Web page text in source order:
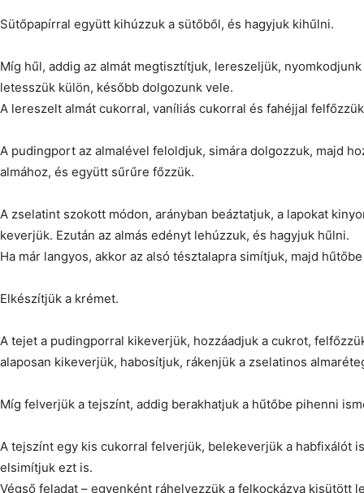
Sütőpapírral együtt kihúzzuk a sütőből, és hagyjuk kihűlni.
Míg hűl, addig az almát megtisztítjuk, lereszeljük,
letesszük külön, később dolgozunk vele.
A lereszelt almát cukorral, vaníliás cukorral és fahéjjal
A pudingport az almalével feloldjuk, simára dolgozzuk, majd
almához, és együtt sűrűre főzzük.
A zselatint szokott módon, arányban beáztatjuk, a lapokat
keverjük. Ezután az almás edényt lehúzzuk, és hagyjuk hűlni.
Ha már langyos, akkor az alsó tésztalapra simítjuk, majd
Elkészítjük a krémet.
A tejet a pudingporral kikeverjük, hozzáadjuk a cukrot,
alaposan kikeverjük, habosítjuk, rákenjük a zselatinos
Míg felverjük a tejszínt, addig berakhatjuk a hűtőbe pihenni
A tejszínt egy kis cukorral felverjük, belekeverjük a habfixálót
elsimítjuk ezt is.
Végső feladat – egyenként ráhelyezzük a felkockázva kisütött